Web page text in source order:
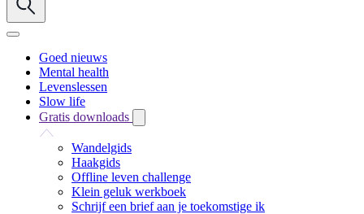
Goed nieuws
Mental health
Levenslessen
Slow life
Gratis downloads
Wandelgids
Haakgids
Offline leven challenge
Klein geluk werkboek
Schrijf een brief aan je toekomstige ik